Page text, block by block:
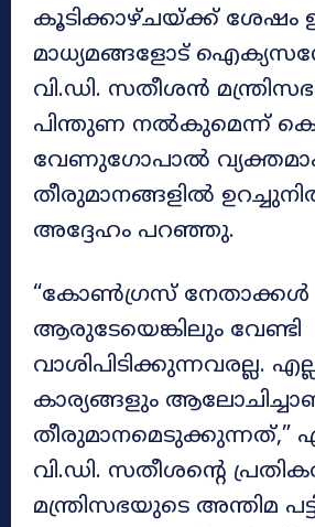
കൂടിക്കാഴ്ചയ്ക്ക്
മാധ്യമങ്ങളോട്
വി.ഡി. സതീശൻ
പിന്തുണ നൽകുമെന്ന്
വേണുഗോപാൽ
തീരുമാനങ്ങളിൽ
അദ്ദേഹം പറഞ്ഞു.
“കോൺഗ്രസ് നേതാക്കൾ
ആരുടേയെങ്കിലും വേണ്ടി
വാശിപിടിക്കുന്നവരല്ല.
കാര്യങ്ങളും
തീരുമാനമെടുക്കുന്നത്,”
വി.ഡി. സതീശന്റെ
മന്ത്രിസഭയുടെ അന്തിമ